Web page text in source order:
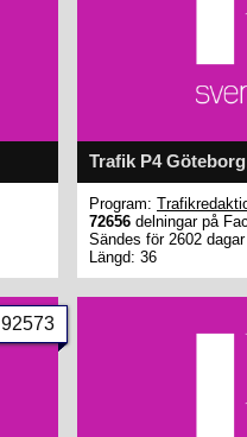
Trafik P4 Göteborg
Program:
72656 delningar på
Sändes för 2602
Längd: 36
92573